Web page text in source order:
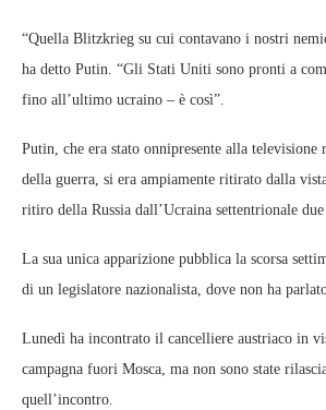
“Quella Blitzkrieg su cui contavano i nostri
ha detto Putin. “Gli Stati Uniti sono pronti a
fino all’ultimo ucraino – è così”.
Putin, che era stato onnipresente alla
della guerra, si era ampiamente ritirato dalla
ritiro della Russia dall’Ucraina settentrionale
La sua unica apparizione pubblica la scorsa
di un legislatore nazionalista, dove non ha
Lunedì ha incontrato il cancelliere austriaco in
campagna fuori Mosca, ma non sono state
quell’incontro.